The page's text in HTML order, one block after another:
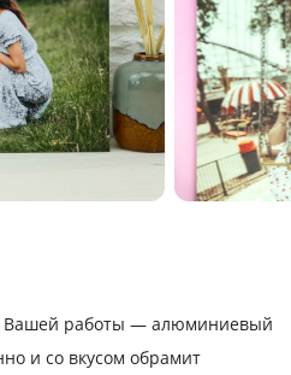
Вашей работы — алюминиевый
и со вкусом обрамит